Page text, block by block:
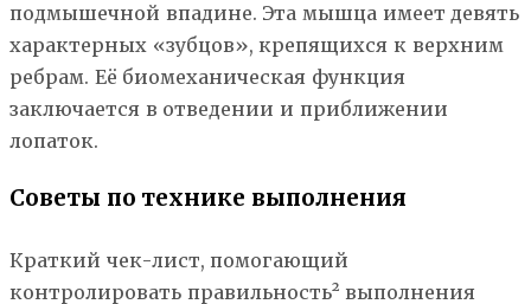
подмышечной впадине. Эта мышца имеет девять
характерных «зубцов», крепящихся к верхним
ребрам. Её биомеханическая функция
заключается в отведении и приближении
лопаток.
Советы по технике выполнения
Краткий чек-лист, помогающий
контролировать правильность² выполнения